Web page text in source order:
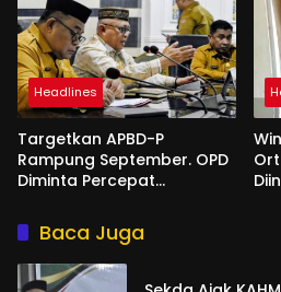
Headlines
Targetkan APBD-P
Rampung September. OPD
Diminta Percepat
Baca Juga